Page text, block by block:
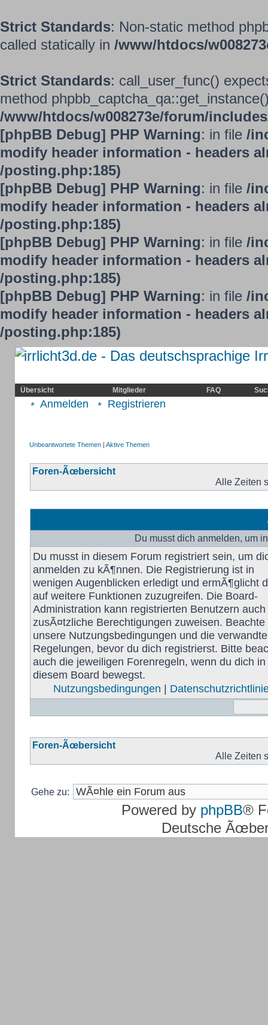
Strict Standards: Non-static method
called statically in /www/htdocs/
Strict Standards: call_user_func()
method
/www/htdocs/w008273e/forum/
[phpBB Debug] PHP Warning: in file /
modify header information - headers
/posting.php:185)
[phpBB Debug] PHP Warning: in file /
modify header information - headers
/posting.php:185)
[phpBB Debug] PHP Warning: in file /
modify header information - headers
/posting.php:185)
[phpBB Debug] PHP Warning: in file /
modify header information - headers
/posting.php:185)
Übersicht
Mitglieder FAQ
Anmelden Registrieren
Unbeantwortete Themen |Aktive Themen
Foren-Ãœbersicht
Alle Zeiten
Du musst dich anmelden, um
Du musst in diesem Forum registriert sein, um
anmelden zu kÃ¶nnen. Die Registrierung ist in
wenigen Augenblicken erledigt und ermÃ¶glicht
auf weitere Funktionen zuzugreifen. Die Board-
Administration kann registrierten Benutzern auch
zusÃ¤tzliche Berechtigungen zuweisen. Beachte
unsere Nutzungsbedingungen und die
Regelungen, bevor du dich registrierst. Bitte
auch die jeweiligen Forenregeln, wenn du dich in
diesem Board bewegst.
Nutzungsbedingungen |
Foren-Ãœbersicht
Alle Zeiten
Gehe zu:
Powered by phpBB®
Deutsche